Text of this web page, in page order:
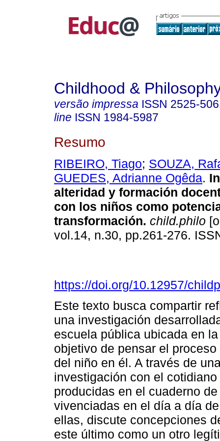
Childhood &
versão impressa ISSN 2525-
line ISSN 1984-5987
Resumo
RIBEIRO, Tiago; SOUZA,
GUEDES, Adrianne Ogêda.
alteridad y formación
con los niños como
transformación. child.philo
vol.14, n.30, pp.261-276.
https://doi.org/10.12957/
Este texto busca compartir
una investigación
escuela pública ubicada en
objetivo de pensar el
del niño en él. A través de
investigación con el
producidas en el cuaderno
vivenciadas en el día a día
ellas, discute concepciones
este último como un otro